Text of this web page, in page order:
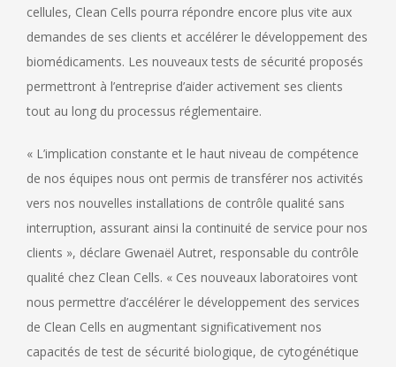
cellules, Clean Cells pourra répondre encore plus vite aux
demandes de ses clients et accélérer le développement des
biomédicaments. Les nouveaux tests de sécurité proposés
permettront à l’entreprise d’aider activement ses clients
tout au long du processus réglementaire.
« L’implication constante et le haut niveau de compétence
de nos équipes nous ont permis de transférer nos activités
vers nos nouvelles installations de contrôle qualité sans
interruption, assurant ainsi la continuité de service pour nos
clients », déclare Gwenaël Autret, responsable du contrôle
qualité chez Clean Cells. « Ces nouveaux laboratoires vont
nous permettre d’accélérer le développement des services
de Clean Cells en augmentant significativement nos
capacités de test de sécurité biologique, de cytogénétique